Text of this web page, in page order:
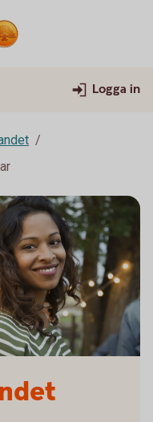
Logga in